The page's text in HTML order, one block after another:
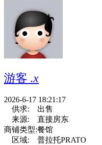
游客 .x
2026-6-17 18:21:17
供求:
出售
来源:
直接房东
商铺类型:餐馆
区域:
普拉托PRATO